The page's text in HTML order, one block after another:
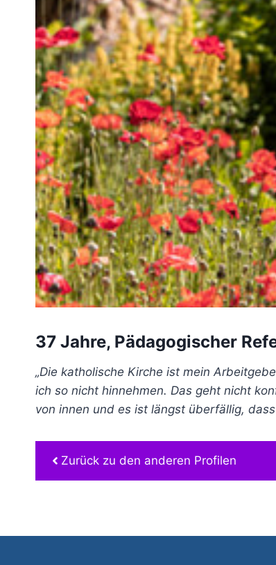
37 Jahre, Pädagogischer
„Die katholische Kirche ist mein
ich so nicht hinnehmen. Das geht nicht
von innen und es ist längst überfällig,
Zurück zu den anderen Profilen